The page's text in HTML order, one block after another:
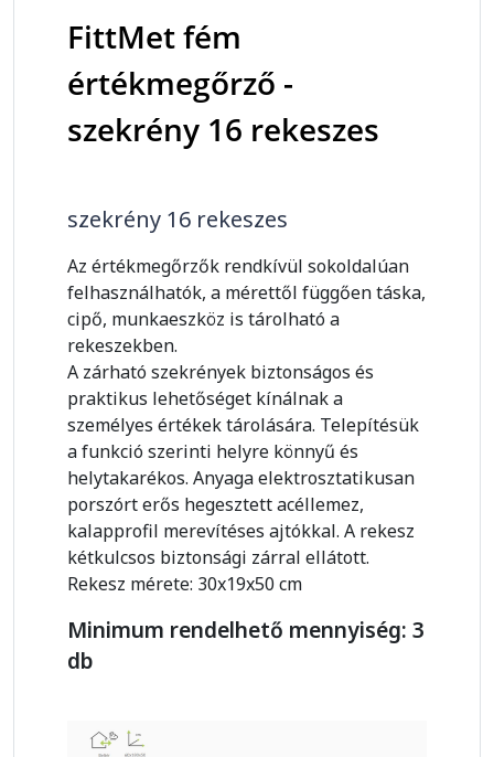
FittMet fém
értékmegőrző -
szekrény 16 rekeszes
szekrény 16 rekeszes
Az értékmegőrzők rendkívül sokoldalúan
felhasználhatók, a mérettől függően táska,
cipő, munkaeszköz is tárolható a
rekeszekben.
A zárható szekrények biztonságos és
praktikus lehetőséget kínálnak a
személyes értékek tárolására. Telepítésük
a funkció szerinti helyre könnyű és
helytakarékos. Anyaga elektrosztatikusan
porszórt erős hegesztett acéllemez,
kalapprofil merevítéses ajtókkal. A rekesz
kétkulcsos biztonsági zárral ellátott.
Rekesz mérete: 30x19x50 cm
Minimum rendelhető mennyiség: 3
db